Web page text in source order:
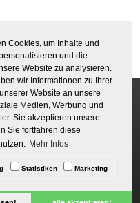
Cookies, um Inhalte und
und die
Website zu analysieren.
wir Informationen zu Ihrer
Website an unsere
Medien, Werbung und
Sie akzeptieren unsere
Sie fortfahren diese
Mehr Infos
Statistiken Marketing